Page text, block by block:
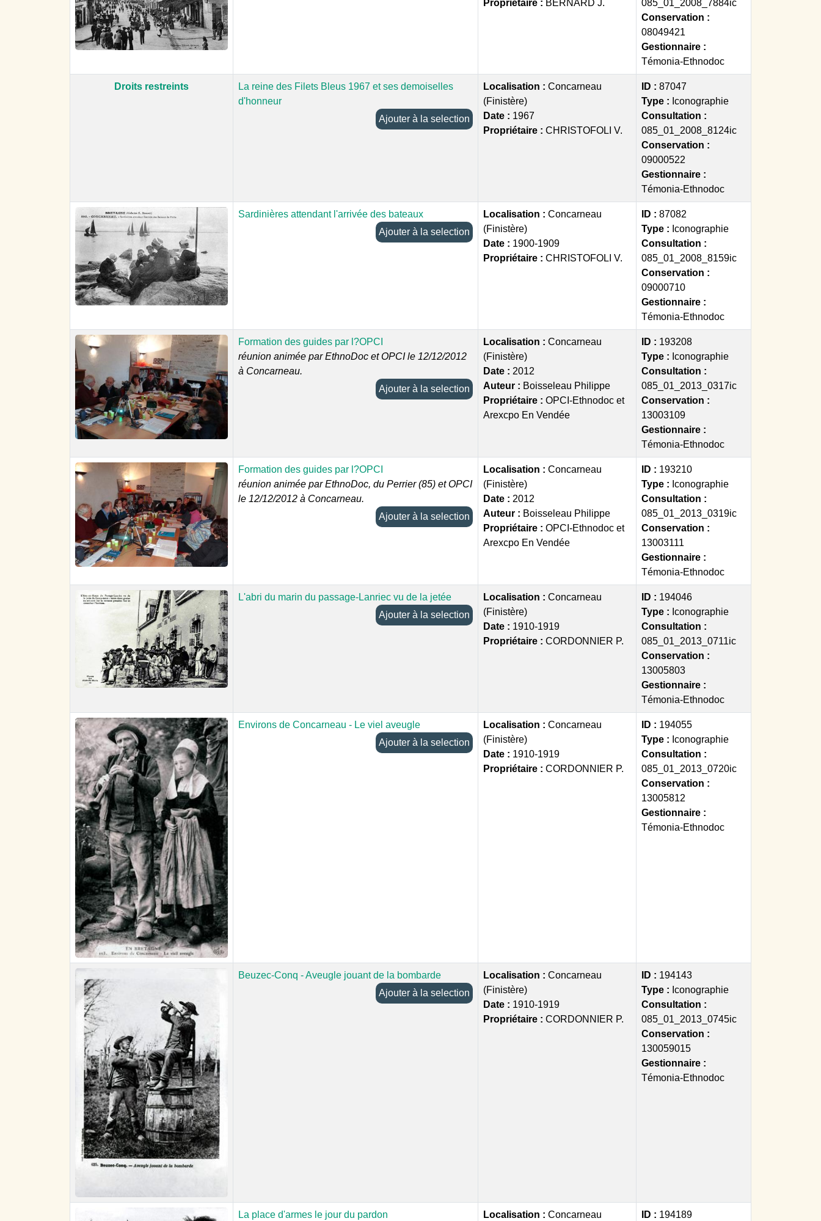
Propriétaire : BERNARD J.
085_01_2008_7884ic
Conservation :
08049421
Gestionnaire :
Témonia-Ethnodoc
Droits restreints
La reine des Filets Bleus 1967 et ses demoiselles
d'honneur
Ajouter à la selection
Localisation : Concarneau
(Finistère)
Date : 1967
Propriétaire : CHRISTOFOLI V.
ID : 87047
Type : Iconographie
Consultation :
085_01_2008_8124ic
Conservation :
09000522
Gestionnaire :
Témonia-Ethnodoc
Sardinières attendant l'arrivée des bateaux
Ajouter à la selection
Localisation : Concarneau
(Finistère)
Date : 1900-1909
Propriétaire : CHRISTOFOLI V.
ID : 87082
Type : Iconographie
Consultation :
085_01_2008_8159ic
Conservation :
09000710
Gestionnaire :
Témonia-Ethnodoc
Formation des guides par l?OPCI
réunion animée par EthnoDoc et OPCI le 12/12/2012
à Concarneau.
Ajouter à la selection
Localisation : Concarneau
(Finistère)
Date : 2012
Auteur : Boisseleau Philippe
Propriétaire : OPCI-Ethnodoc et
Arexcpo En Vendée
ID : 193208
Type : Iconographie
Consultation :
085_01_2013_0317ic
Conservation :
13003109
Gestionnaire :
Témonia-Ethnodoc
Formation des guides par l?OPCI
réunion animée par EthnoDoc, du Perrier (85) et OPCI
le 12/12/2012 à Concarneau.
Ajouter à la selection
Localisation : Concarneau
(Finistère)
Date : 2012
Auteur : Boisseleau Philippe
Propriétaire : OPCI-Ethnodoc et
Arexcpo En Vendée
ID : 193210
Type : Iconographie
Consultation :
085_01_2013_0319ic
Conservation :
13003111
Gestionnaire :
Témonia-Ethnodoc
L'abri du marin du passage-Lanriec vu de la jetée
Ajouter à la selection
Localisation : Concarneau
(Finistère)
Date : 1910-1919
Propriétaire : CORDONNIER P.
ID : 194046
Type : Iconographie
Consultation :
085_01_2013_0711ic
Conservation :
13005803
Gestionnaire :
Témonia-Ethnodoc
Environs de Concarneau - Le viel aveugle
Ajouter à la selection
Localisation : Concarneau
(Finistère)
Date : 1910-1919
Propriétaire : CORDONNIER P.
ID : 194055
Type : Iconographie
Consultation :
085_01_2013_0720ic
Conservation :
13005812
Gestionnaire :
Témonia-Ethnodoc
Beuzec-Conq - Aveugle jouant de la bombarde
Ajouter à la selection
Localisation : Concarneau
(Finistère)
Date : 1910-1919
Propriétaire : CORDONNIER P.
ID : 194143
Type : Iconographie
Consultation :
085_01_2013_0745ic
Conservation :
130059015
Gestionnaire :
Témonia-Ethnodoc
La place d'armes le jour du pardon Localisation : Concarneau ID : 194189